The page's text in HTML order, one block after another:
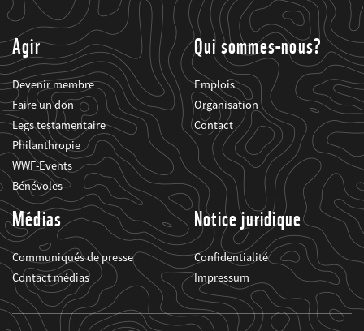
Agir
Devenir membre
Faire un don
Legs testamentaire
Philanthropie
WWF-Events
Bénévoles
Qui sommes-nous?
Emplois
Organisation
Contact
Médias
Communiqués de presse
Contact médias
Notice juridique
Confidentialité
Impressum